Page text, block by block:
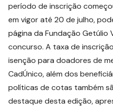
período de inscrição
em vigor até 20 de julho,
página da Fundação Getúlio
concurso. A taxa de
isenção para doadores de
CadÚnico, além dos
políticas de cotas também
destaque desta edição,